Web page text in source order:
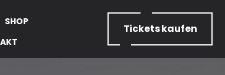
SHOP
Ticketskaufen